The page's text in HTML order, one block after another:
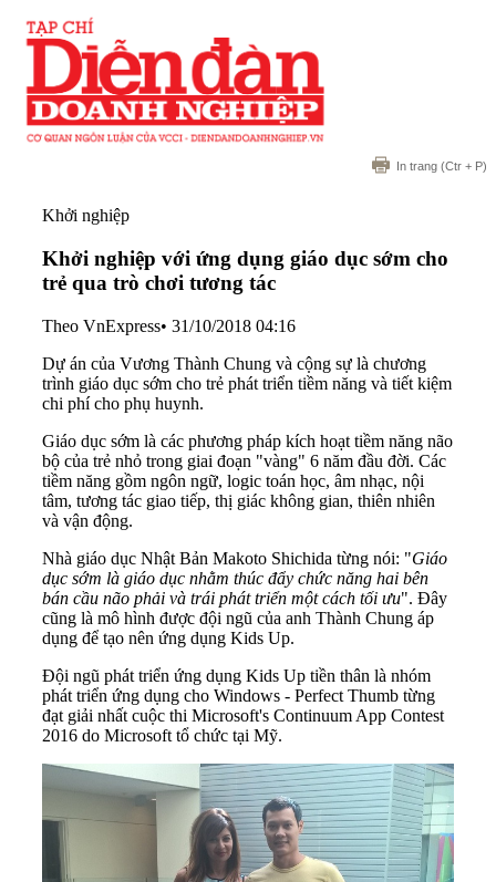
In trang (Ctr + P)
Khởi nghiệp
Khởi nghiệp với ứng dụng giáo dục sớm cho
trẻ qua trò chơi tương tác
Theo VnExpress• 31/10/2018 04:16
Dự án của Vương Thành Chung và cộng sự là chương
trình giáo dục sớm cho trẻ phát triển tiềm năng và tiết kiệm
chi phí cho phụ huynh.
Giáo dục sớm là các phương pháp kích hoạt tiềm năng não
bộ của trẻ nhỏ trong giai đoạn "vàng" 6 năm đầu đời. Các
tiềm năng gồm ngôn ngữ, logic toán học, âm nhạc, nội
tâm, tương tác giao tiếp, thị giác không gian, thiên nhiên
và vận động.
Nhà giáo dục Nhật Bản Makoto Shichida từng nói: "Giáo
dục sớm là giáo dục nhằm thúc đẩy chức năng hai bên
bán cầu não phải và trái phát triển một cách tối ưu". Đây
cũng là mô hình được đội ngũ của anh Thành Chung áp
dụng để tạo nên ứng dụng Kids Up.
Đội ngũ phát triển ứng dụng Kids Up tiền thân là nhóm
phát triển ứng dụng cho Windows - Perfect Thumb từng
đạt giải nhất cuộc thi Microsoft's Continuum App Contest
2016 do Microsoft tổ chức tại Mỹ.